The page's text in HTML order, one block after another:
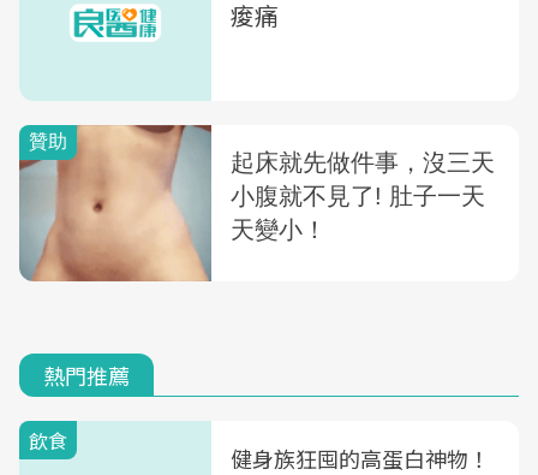
痠痛
熱門推薦
飲食
健身族狂囤的高蛋白神物！